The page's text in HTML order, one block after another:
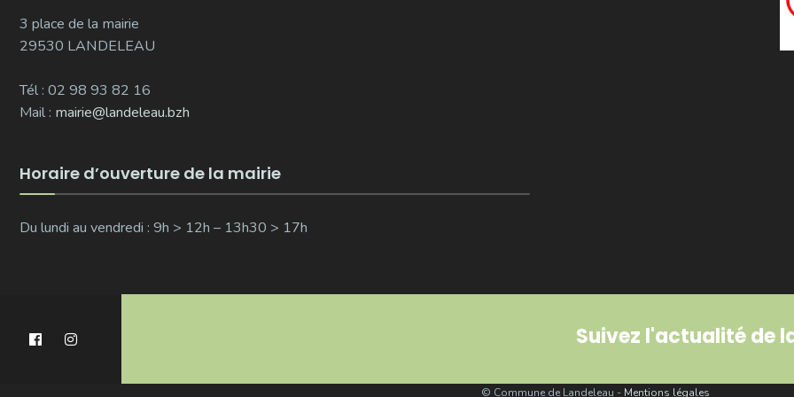
3 place de la mairie
29530 LANDELEAU
Tél : 02 98 93 82 16
Mail : mairie@landeleau.bzh
Horaire d’ouverture de la mairie
Du lundi au vendredi : 9h > 12h – 13h30 > 17h
Suivez l'actualité de
© Commune de Landeleau - Mentions légales